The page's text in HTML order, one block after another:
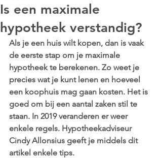
Is een maximale
hypotheek verstandig?
Als je een huis wilt kopen, dan is vaak
de eerste stap om je maximale
hypotheek te berekenen. Zo weet je
precies wat je kunt lenen en hoeveel
een koophuis mag gaan kosten. Het is
goed om bij een aantal zaken stil te
staan. In 2019 veranderen er weer
enkele regels. Hypotheekadviseur
Cindy Allonsius geeft je middels dit
artikel enkele tips.